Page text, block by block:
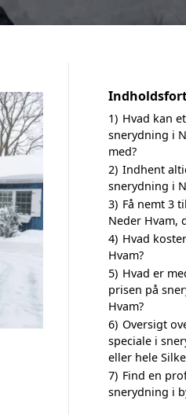
1) Hvad kan
snerydning i
med?
2) Indhent
snerydning i
3) Få nemt 3
Neder Hvam,
4) Hvad
Hvam?
5) Hvad er
prisen på
Hvam?
6) Oversigt
speciale i
eller hele
7) Find en
snerydning i